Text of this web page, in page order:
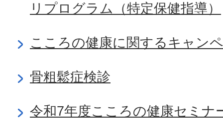
リプログラム（特定保健指導）
こころの健康に関するキャン
骨粗鬆症検診
令和7年度こころの健康セミナ